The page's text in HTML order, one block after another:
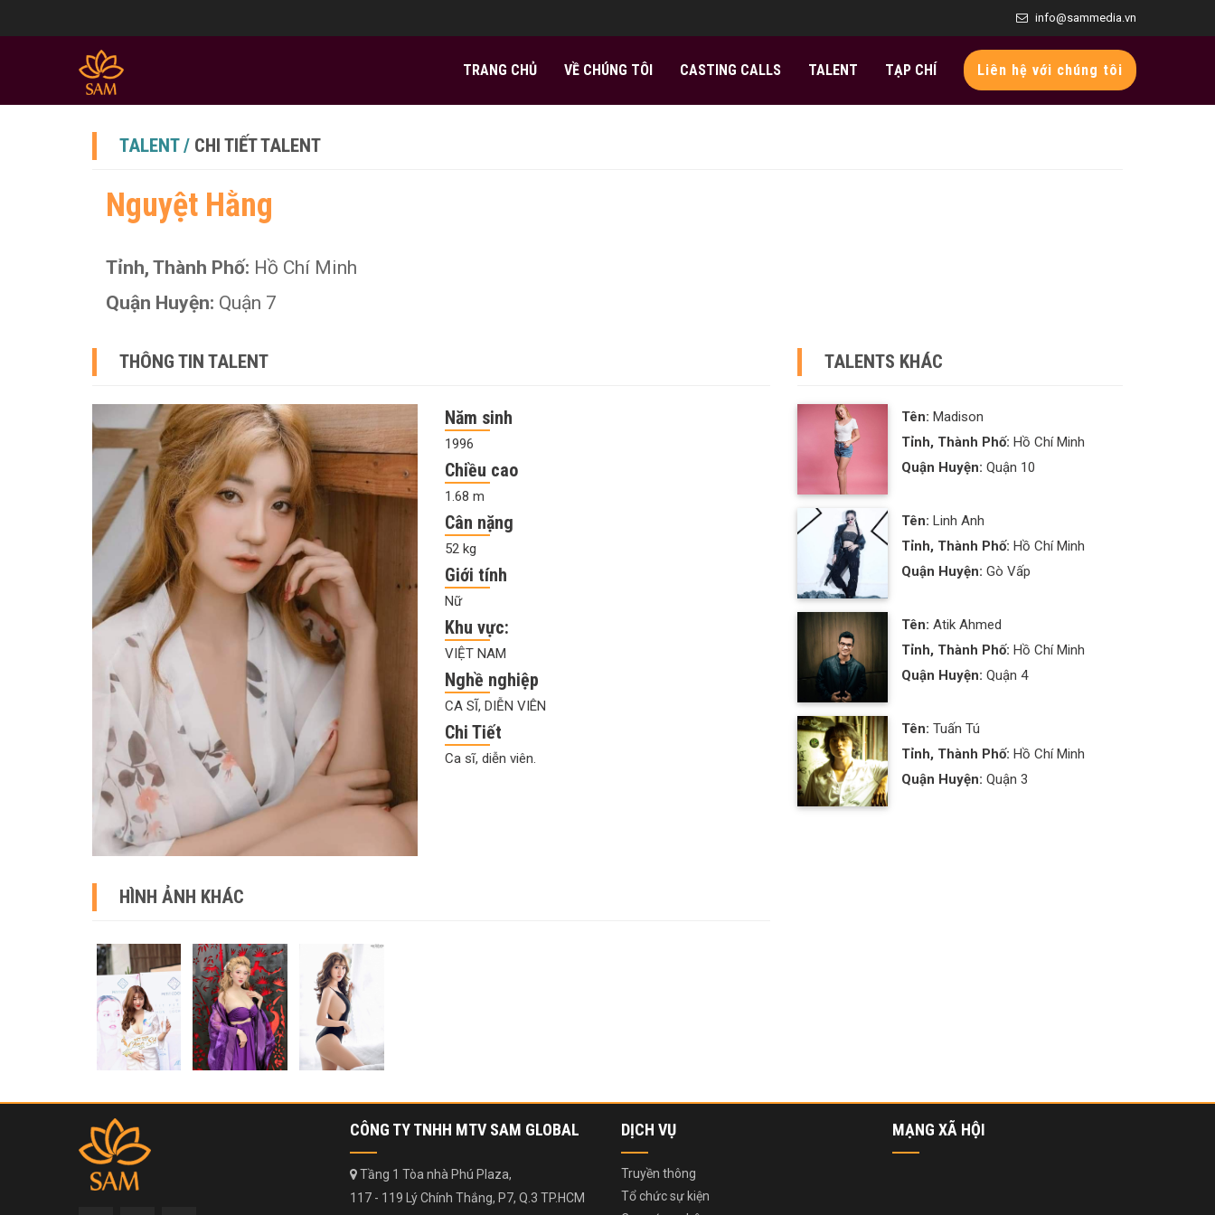
info@sammedia.vn
TRANG CHỦ VỀ CHÚNG TÔI CASTING CALLS TALENT TẠP CHÍ Liên hệ với chúng tôi
TALENT / CHI TIẾT TALENT
Nguyệt Hằng
Tỉnh, Thành Phố: Hồ Chí Minh
Quận Huyện: Quận 7
THÔNG TIN TALENT
Năm sinh
1996
Chiều cao
1.68 m
Cân nặng
52 kg
Giới tính
Nữ
Khu vực:
VIỆT NAM
Nghề nghiệp
CA SĨ, DIỄN VIÊN
Chi Tiết
Ca sĩ, diễn viên.
HÌNH ẢNH KHÁC
TALENTS KHÁC
Tên: Madison
Tỉnh, Thành Phố: Hồ Chí Minh
Quận Huyện: Quận 10
Tên: Linh Anh
Tỉnh, Thành Phố: Hồ Chí Minh
Quận Huyện: Gò Vấp
Tên: Atik Ahmed
Tỉnh, Thành Phố: Hồ Chí Minh
Quận Huyện: Quận 4
Tên: Tuấn Tú
Tỉnh, Thành Phố: Hồ Chí Minh
Quận Huyện: Quận 3
CÔNG TY TNHH MTV SAM GLOBAL
Tầng 1 Tòa nhà Phú Plaza,
117 - 119 Lý Chính Thắng, P7, Q.3 TP.HCM
DỊCH VỤ
Truyền thông
Tổ chức sự kiện
MẠNG XÃ HỘI